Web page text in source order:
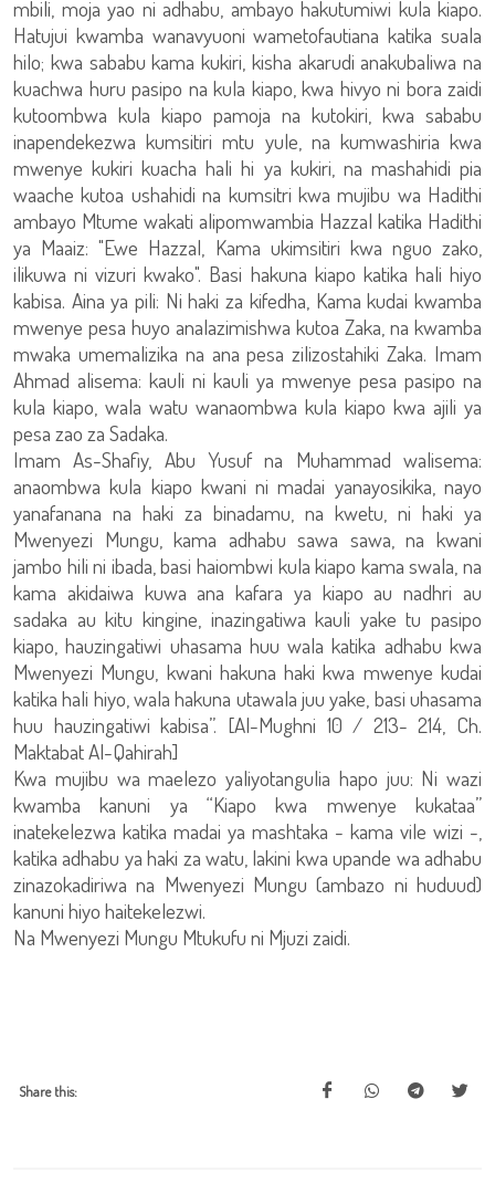
mbili, moja yao ni adhabu, ambayo hakutumiwi kula kiapo.
Hatujui kwamba wanavyuoni wametofautiana katika suala
hilo; kwa sababu kama kukiri, kisha akarudi anakubaliwa na
kuachwa huru pasipo na kula kiapo, kwa hivyo ni bora zaidi
kutoombwa kula kiapo pamoja na kutokiri, kwa sababu
inapendekezwa kumsitiri mtu yule, na kumwashiria kwa
mwenye kukiri kuacha hali hi ya kukiri, na mashahidi pia
waache kutoa ushahidi na kumsitri kwa mujibu wa Hadithi
ambayo Mtume wakati alipomwambia Hazzal katika Hadithi
ya Maaiz: "Ewe Hazzal, Kama ukimsitiri kwa nguo zako,
ilikuwa ni vizuri kwako". Basi hakuna kiapo katika hali hiyo
kabisa. Aina ya pili: Ni haki za kifedha, Kama kudai kwamba
mwenye pesa huyo analazimishwa kutoa Zaka, na kwamba
mwaka umemalizika na ana pesa zilizostahiki Zaka. Imam
Ahmad alisema: kauli ni kauli ya mwenye pesa pasipo na
kula kiapo, wala watu wanaombwa kula kiapo kwa ajili ya
pesa zao za Sadaka.
Imam As-Shafiy, Abu Yusuf na Muhammad walisema:
anaombwa kula kiapo kwani ni madai yanayosikika, nayo
yanafanana na haki za binadamu, na kwetu, ni haki ya
Mwenyezi Mungu, kama adhabu sawa sawa, na kwani
jambo hili ni ibada, basi haiombwi kula kiapo kama swala, na
kama akidaiwa kuwa ana kafara ya kiapo au nadhri au
sadaka au kitu kingine, inazingatiwa kauli yake tu pasipo
kiapo, hauzingatiwi uhasama huu wala katika adhabu kwa
Mwenyezi Mungu, kwani hakuna haki kwa mwenye kudai
katika hali hiyo, wala hakuna utawala juu yake, basi uhasama
huu hauzingatiwi kabisa”. [Al-Mughni 10 / 213- 214, Ch.
Maktabat Al-Qahirah]
Kwa mujibu wa maelezo yaliyotangulia hapo juu: Ni wazi
kwamba kanuni ya “Kiapo kwa mwenye kukataa”
inatekelezwa katika madai ya mashtaka - kama vile wizi -,
katika adhabu ya haki za watu, lakini kwa upande wa adhabu
zinazokadiriwa na Mwenyezi Mungu (ambazo ni huduud)
kanuni hiyo haitekelezwi.
Na Mwenyezi Mungu Mtukufu ni Mjuzi zaidi.
Share this: